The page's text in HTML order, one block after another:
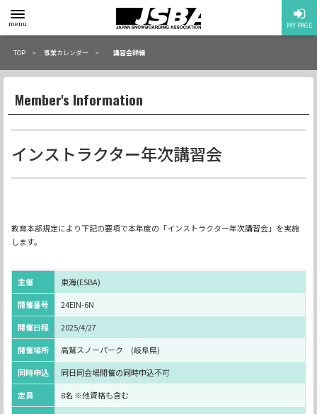
toggle
menu
menu MY PAGE
TOP 事業カレンダー 講習会詳細
Member's Information
インストラクター年次講習会
教育本部規定により下記の要項で本年度の「インストラクター年次講習会」を実施
します。
主催
東海(ESBA)
開催番号
24EIN-6N
開催日程
2025/4/27
開催場所
高鷲スノーパーク (岐阜県)
同時申込
同日同会場開催の同時申込不可
定員
8名 ※他資格も含む